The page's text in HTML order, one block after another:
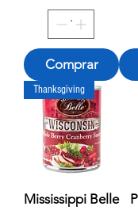
Comprar
Thanksgiving
Mississippi Belle